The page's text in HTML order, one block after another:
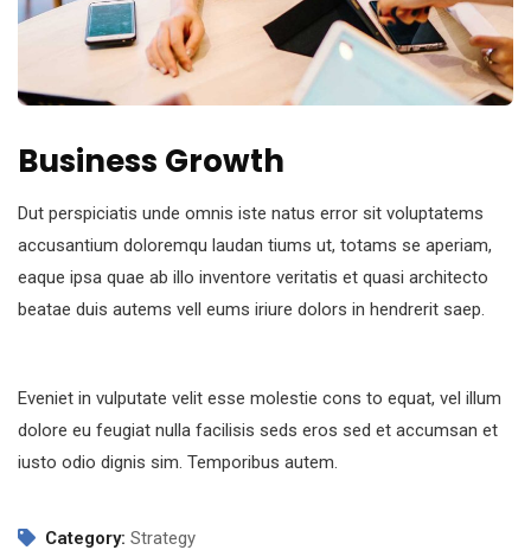
Business Growth
Dut perspiciatis unde omnis iste natus error sit voluptatems
accusantium doloremqu laudan tiums ut, totams se aperiam,
eaque ipsa quae ab illo inventore veritatis et quasi architecto
beatae duis autems vell eums iriure dolors in hendrerit saep.
Eveniet in vulputate velit esse molestie cons to equat, vel illum
dolore eu feugiat nulla facilisis seds eros sed et accumsan et
iusto odio dignis sim. Temporibus autem.
Category: Strategy